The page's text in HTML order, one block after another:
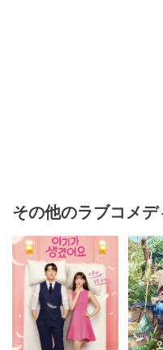
その他のラブコメ